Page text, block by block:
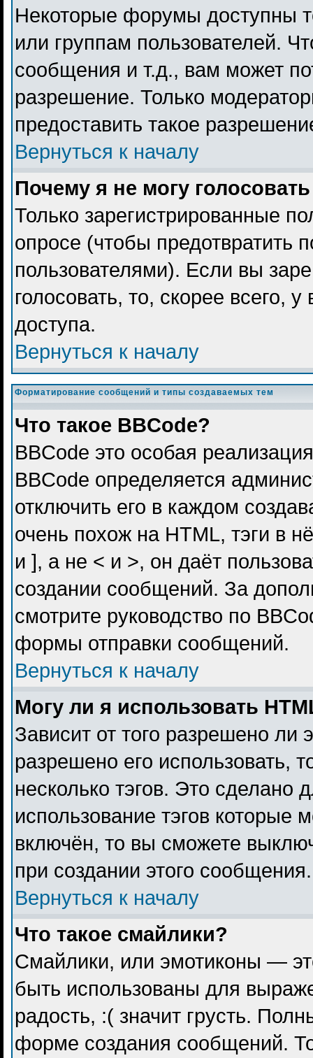
Некоторые форумы доступны
или группам пользователей.
сообщения и т.д., вам может
разрешение. Только
предоставить такое
Вернуться к началу
Почему я не могу
Только зарегистрированные
опросе (чтобы предотвратить
пользователями). Если вы
голосовать, то, скорее всего,
доступа.
Вернуться к началу
Форматирование сообщений и типы создаваемых тем
Что такое BBCode?
BBCode это особая
BBCode определяется
отключить его в каждом
очень похож на HTML, тэги в
и ], а не < и >, он даёт
создании сообщений. За
смотрите руководство по
формы отправки сообщений.
Вернуться к началу
Могу ли я использовать
Зависит от того разрешено ли
разрешено его использовать,
несколько тэгов. Это сделано
использование тэгов которые
включён, то вы сможете
при создании этого сообщения.
Вернуться к началу
Что такое смайлики?
Смайлики, или эмотиконы —
быть использованы для
радость, :( значит грусть.
форме создания сообщений.